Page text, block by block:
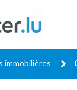
immobilières